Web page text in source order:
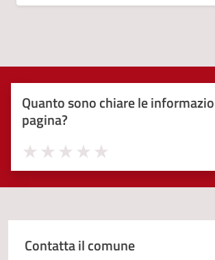
Quanto sono chiare le
pagina?
Valuta 5 stelle su 5
Valuta 4 stelle su 5
Valuta 3 stelle su 5
Valuta 2 stelle su 5
Valuta 1 stelle su 5
Contatta il comune